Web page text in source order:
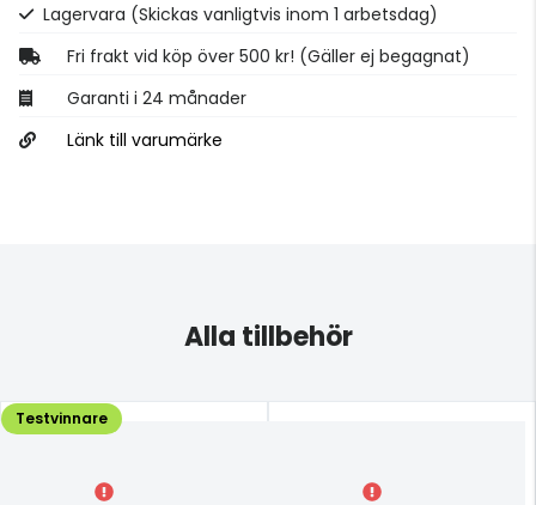
Lagervara (Skickas vanligtvis inom 1 arbetsdag)
Fri frakt vid köp över 500 kr! (Gäller ej begagnat)
Garanti i 24 månader
Länk till varumärke
Alla tillbehör
Testvinnare